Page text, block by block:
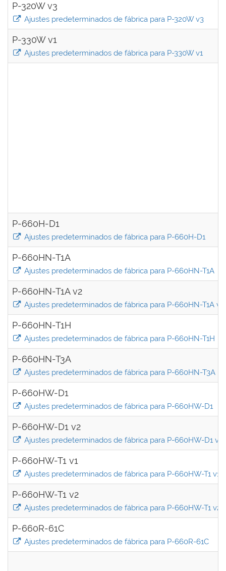
P-320W v3
Ajustes predeterminados de fábrica para P-320W v3
P-330W v1
Ajustes predeterminados de fábrica para P-330W v1
P-660H-D1
Ajustes predeterminados de fábrica para P-660H-D1
P-660HN-T1A
Ajustes predeterminados de fábrica para P-660HN-T1A
P-660HN-T1A v2
Ajustes predeterminados de fábrica para P-660HN-T1A v2
P-660HN-T1H
Ajustes predeterminados de fábrica para P-660HN-T1H
P-660HN-T3A
Ajustes predeterminados de fábrica para P-660HN-T3A
P-660HW-D1
Ajustes predeterminados de fábrica para P-660HW-D1
P-660HW-D1 v2
Ajustes predeterminados de fábrica para P-660HW-D1 v2
P-660HW-T1 v1
Ajustes predeterminados de fábrica para P-660HW-T1 v1
P-660HW-T1 v2
Ajustes predeterminados de fábrica para P-660HW-T1 v2
P-660R-61C
Ajustes predeterminados de fábrica para P-660R-61C